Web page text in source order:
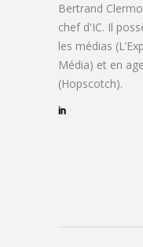
Bertrand
chef d'IC. Il
les médias
Média) et en
(Hopscotch).